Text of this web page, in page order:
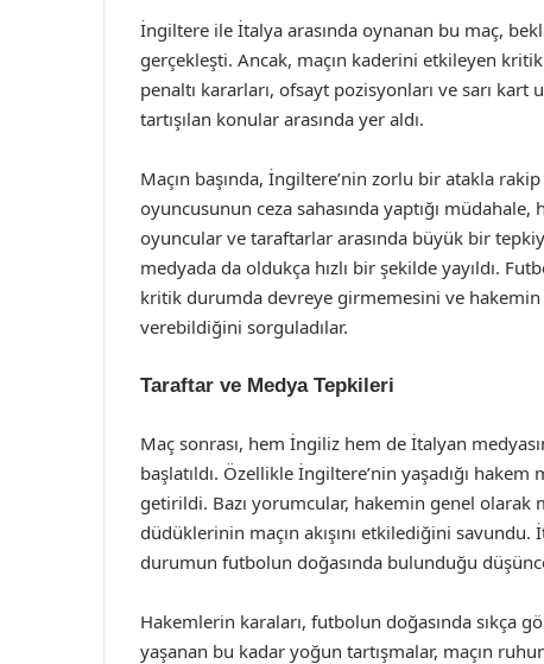
İngiltere ile İtalya arasında oynanan bu maç,
gerçekleşti. Ancak, maçın kaderini etkileyen
penaltı kararları, ofsayt pozisyonları ve sarı
tartışılan konular arasında yer aldı.
Maçın başında, İngiltere’nin zorlu bir atakla
oyuncusunun ceza sahasında yaptığı
oyuncular ve taraftarlar arasında büyük bir
medyada da oldukça hızlı bir şekilde yayıldı.
kritik durumda devreye girmemesini ve hakemin
verebildiğini sorguladılar.
Taraftar ve Medya Tepkileri
Maç sonrası, hem İngiliz hem de İtalyan
başlatıldı. Özellikle İngiltere’nin yaşadığı
getirildi. Bazı yorumcular, hakemin genel olarak
düdüklerinin maçın akışını etkilediğini savundu.
durumun futbolun doğasında bulunduğu
Hakemlerin karaları, futbolun doğasında sıkça
yaşanan bu kadar yoğun tartışmalar, maçın